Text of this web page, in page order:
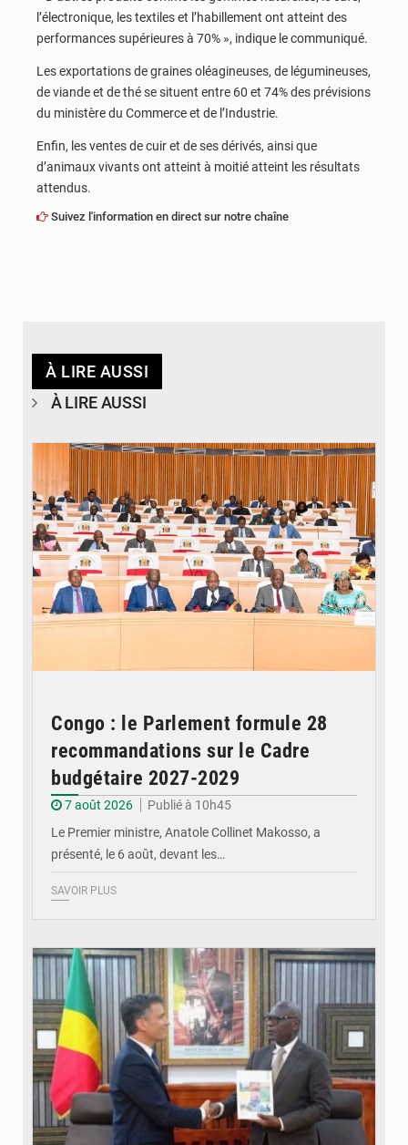
l’électronique, les textiles et l’habillement ont atteint des
performances supérieures à 70% », indique le communiqué.
Les exportations de graines oléagineuses, de légumineuses,
de viande et de thé se situent entre 60 et 74% des prévisions
du ministère du Commerce et de l’Industrie.
Enfin, les ventes de cuir et de ses dérivés, ainsi que
d’animaux vivants ont atteint à moitié atteint les résultats
attendus.
Suivez l'information en direct sur notre chaîne
À LIRE AUSSI
À LIRE AUSSI
Congo : le Parlement formule 28
recommandations sur le Cadre
budgétaire 2027-2029
7 août 2026
Publié à 10h45
Le Premier ministre, Anatole Collinet Makosso, a
présenté, le 6 août, devant les…
SAVOIR PLUS